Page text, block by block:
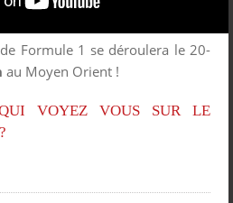
Formule 1 se déroulera le 20-
au Moyen Orient !
VOYEZ VOUS SUR LE